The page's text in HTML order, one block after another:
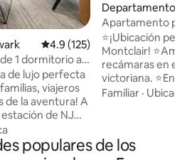
Calificación promedio: 4.9 de
4.9 (125)
1 dormitorio a
y a 4 minutos
de lujo perfecta
viajeros
la aventura! A
de NJ
en menos de 30
Center. A
del aeropuerto
Departamento
Apartamento
dormitorios -
⭐️¡Ubicación
Montclair!
recámaras en el
victoriana.
congelador.
Familiar ·
populares de los